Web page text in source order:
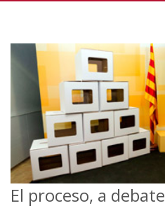
El proceso, a debate